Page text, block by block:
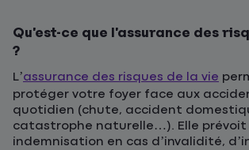
Qu’est-ce que l’assurance des
?
L’assurance des risques de la vie
protéger votre foyer face aux
quotidien (chute, accident
catastrophe naturelle…). Elle prévoit
indemnisation en cas d’invalidité,